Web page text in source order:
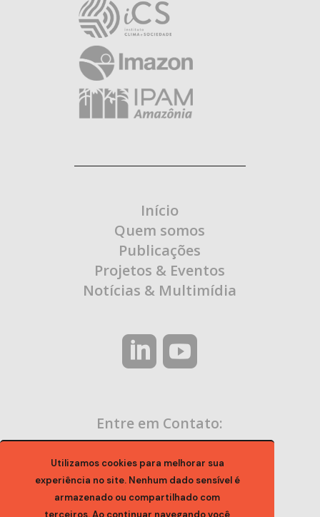
Utilizamos cookies para melhorar sua
experiência no site. Nenhum dado sensível é
armazenado ou compartilhado com
Início
Quem somos
Publicações
Projetos & Eventos
Notícias & Multimídia
Entre em Contato:
contato@ocaa.org.br